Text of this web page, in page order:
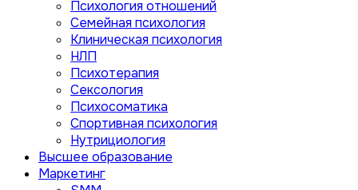
Психология отношений
Семейная психология
Клиническая психология
НЛП
Психотерапия
Сексология
Психосоматика
Спортивная психология
Нутрициология
Высшее образование
Маркетинг